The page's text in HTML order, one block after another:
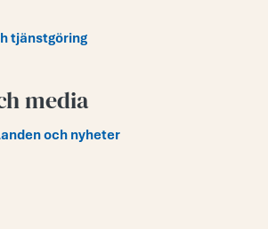
tjänstgöring
media
och nyheter